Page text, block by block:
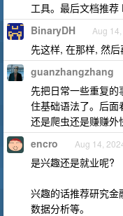
工具。最后文档推
BinaryDH Aug
先这样, 在那样, 然
guanzhangzhang
先把日常一些重复
住基础语法了。后
还是爬虫还是赚赚外
encro Aug 14,
是兴趣还是就业呢?
兴趣的话推荐研究金
数据分析等。